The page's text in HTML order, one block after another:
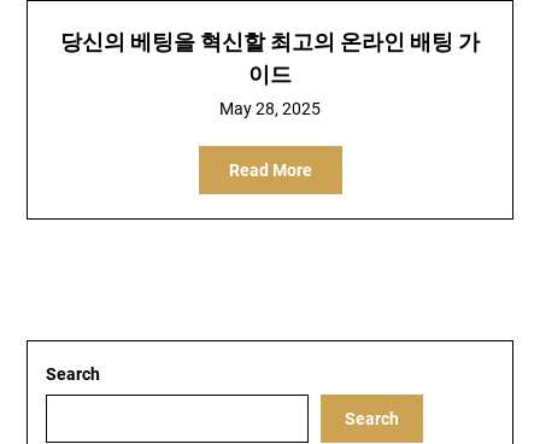
당신의 베팅을 혁신할 최고의 온라인 배팅 가
이드
May 28, 2025
Read More
Search
Search